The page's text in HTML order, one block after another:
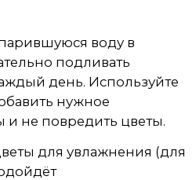
воду в
подливать
день. Используйте
нужное
и не повредить цветы.
для увлажнения (для